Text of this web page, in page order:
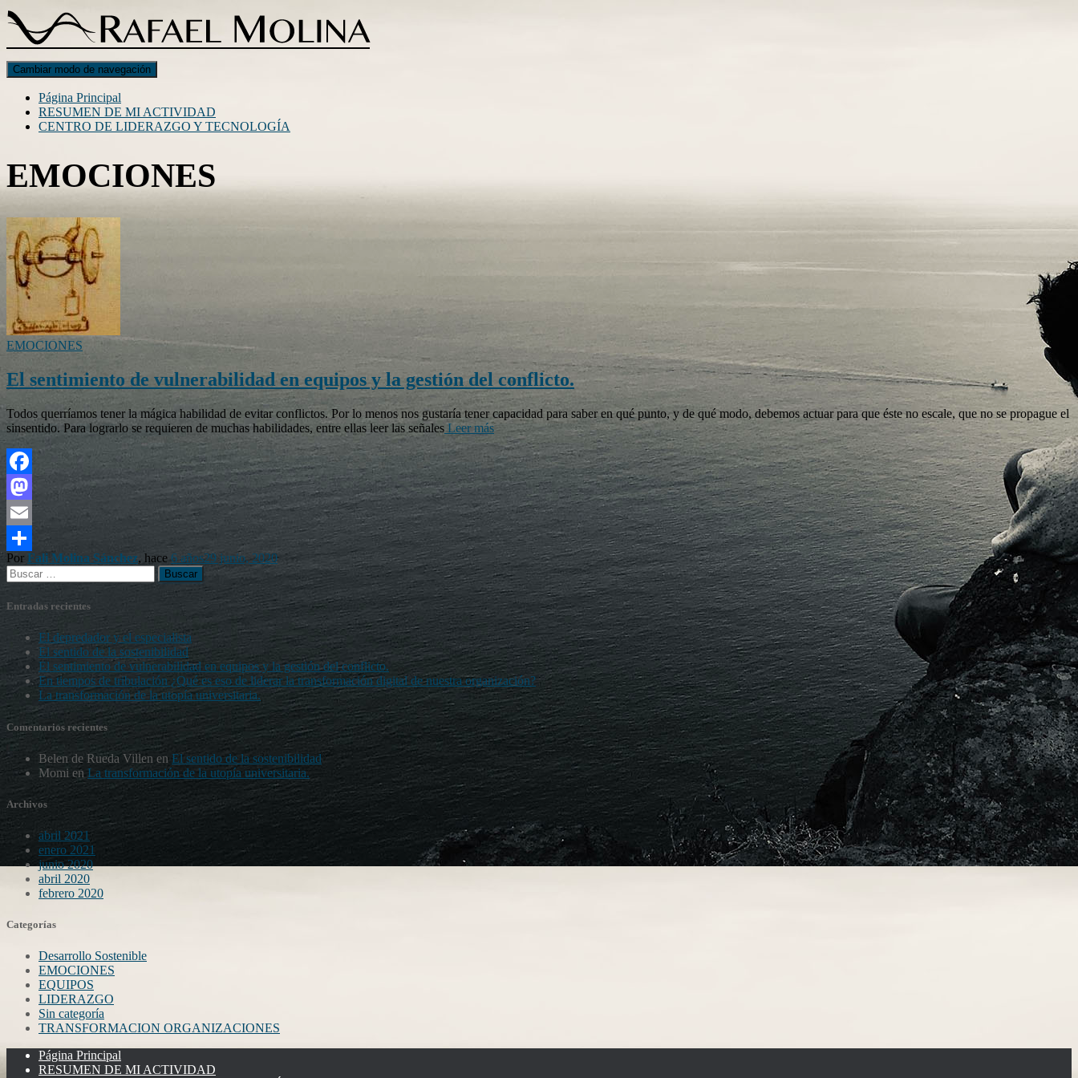
Cambiar modo de navegación
Página Principal
RESUMEN DE MI ACTIVIDAD
CENTRO DE LIDERAZGO Y TECNOLOGÍA
EMOCIONES
EMOCIONES
El sentimiento de vulnerabilidad en equipos y la gestión del conflicto.
Todos querríamos tener la mágica habilidad de evitar conflictos. Por lo menos nos gustaría tener capacidad para saber en qué punto, y de qué modo, debemos actuar para que éste no escale, que no se propague el
sinsentido. Para lograrlo se requieren de muchas habilidades, entre ellas leer las señalesLeer más
Facebook
Mastodon
Email
Compartir
Por Fali Molina Sánchez, hace 6 años29 junio, 2020
Buscar:
Entradas recientes
El depredador y el especialista
El sentido de la sostenibilidad
El sentimiento de vulnerabilidad en equipos y la gestión del conflicto.
En tiempos de tribulación ¿Qué es eso de liderar la transformación digital de nuestra organización?
La transformación de la utopía universitaria.
Comentarios recientes
Belen de Rueda Villen en El sentido de la sostenibilidad
Momi en La transformación de la utopía universitaria.
Archivos
abril 2021
enero 2021
junio 2020
abril 2020
febrero 2020
Categorías
Desarrollo Sostenible
EMOCIONES
EQUIPOS
LIDERAZGO
Sin categoría
TRANSFORMACION ORGANIZACIONES
Página Principal
RESUMEN DE MI ACTIVIDAD